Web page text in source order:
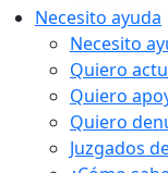
Necesito ayuda
Necesito
Quiero
Quiero
Quiero
Juzgados